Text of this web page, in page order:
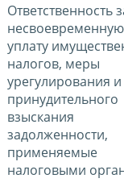
Ответственность
несвоевременную
уплату
налогов, меры
урегулирования и
принудительного
взыскания
задолженности,
применяемые
налоговыми